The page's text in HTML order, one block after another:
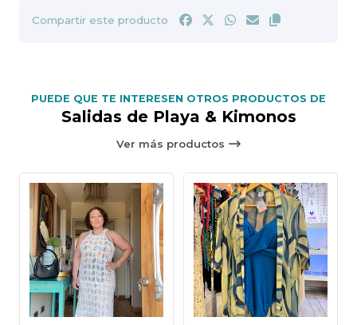
Compartir este producto
PUEDE QUE TE INTERESEN OTROS PRODUCTOS DE
Salidas de Playa & Kimonos
Ver más productos